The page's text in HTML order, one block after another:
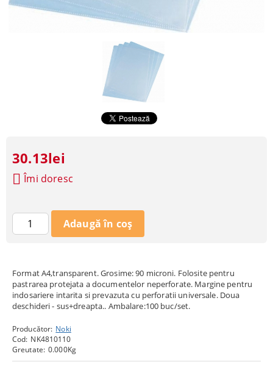
Format A4,transparent. Grosime: 90 microni. Folosite pentru
pastrarea protejata a documentelor neperforate. Margine pentru
indosariere intarita si prevazuta cu perforatii universale. Doua
deschideri - sus+dreapta.. Ambalare:100 buc/set.
Producător: Noki
Cod: NK4810110
Greutate: 0.000Kg
30.13lei
Îmi doresc